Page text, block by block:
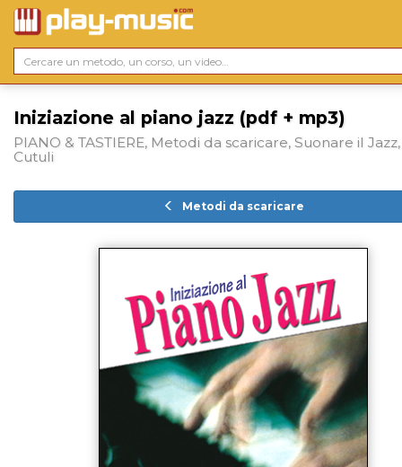
Iniziazione al piano jazz (pdf + mp3)
PIANO & TASTIERE, Metodi da scaricare, Suonare il
Cutuli
Metodi da scaricare